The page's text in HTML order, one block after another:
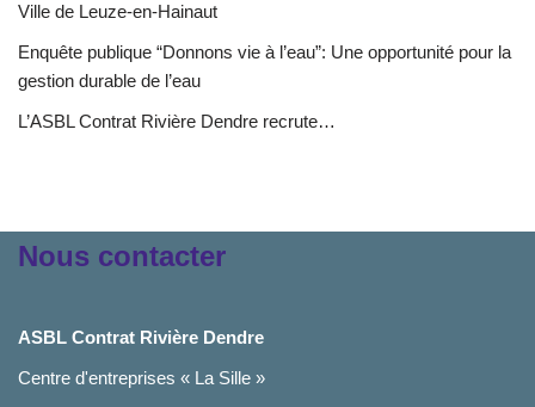
Ville de Leuze-en-Hainaut
Enquête publique “Donnons vie à l’eau”: Une opportunité pour la
gestion durable de l’eau
L’ASBL Contrat Rivière Dendre recrute…
Nous contacter
ASBL Contrat Rivière Dendre
Centre d'entreprises « La Sille »